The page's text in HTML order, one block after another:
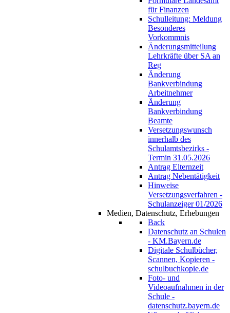
für Finanzen
Schulleitung: Meldung
Besonderes
Vorkommnis
Änderungsmitteilung
Lehrkräfte über SA an
Reg
Änderung
Bankverbindung
Arbeitnehmer
Änderung
Bankverbindung
Beamte
Versetzungswunsch
innerhalb des
Schulamtsbezirks -
Termin 31.05.2026
Antrag Elternzeit
Antrag Nebentätigkeit
Hinweise
Versetzungsverfahren -
Schulanzeiger 01/2026
Medien, Datenschutz, Erhebungen
Back
Datenschutz an Schulen
- KM.Bayern.de
Digitale Schulbücher,
Scannen, Kopieren -
schulbuchkopie.de
Foto- und
Videoaufnahmen in der
Schule -
datenschutz.bayern.de